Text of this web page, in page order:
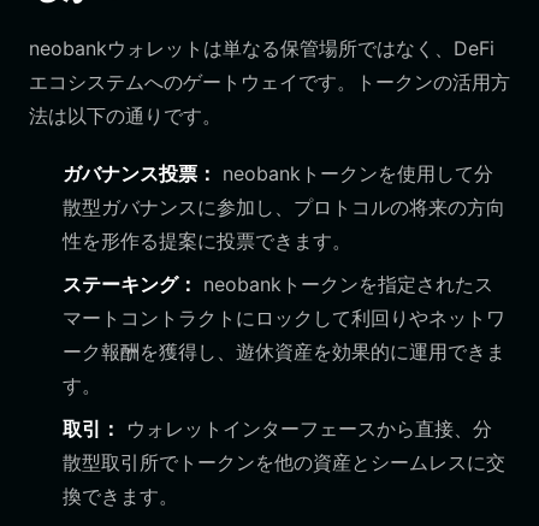
neobankウォレットは単なる保管場所ではなく、DeFi
エコシステムへのゲートウェイです。トークンの活用方
法は以下の通りです。
ガバナンス投票： neobankトークンを使用して分
散型ガバナンスに参加し、プロトコルの将来の方向
性を形作る提案に投票できます。
ステーキング： neobankトークンを指定されたス
マートコントラクトにロックして利回りやネットワ
ーク報酬を獲得し、遊休資産を効果的に運用できま
す。
取引：
ウォレットインターフェースから直接、分
散型取引所でトークンを他の資産とシームレスに交
換できます。